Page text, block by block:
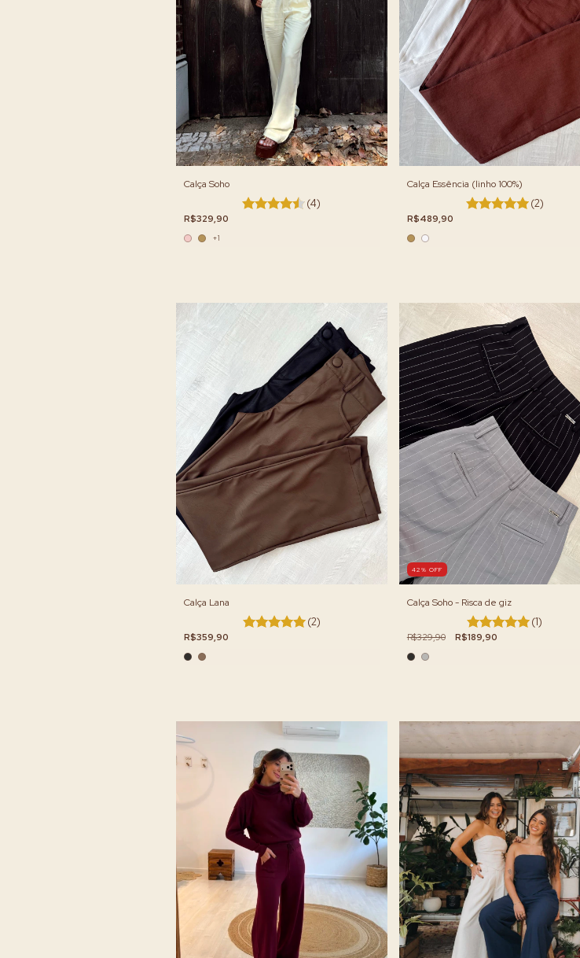
Calça Soho
(4)
R$329,90
+1
Calça Essência (linho 100%)
(2)
R$489,90
Calça Lana
(2)
R$359,90
42 % OFF
Calça Soho - Risca de giz
(1)
R$329,90 R$189,90